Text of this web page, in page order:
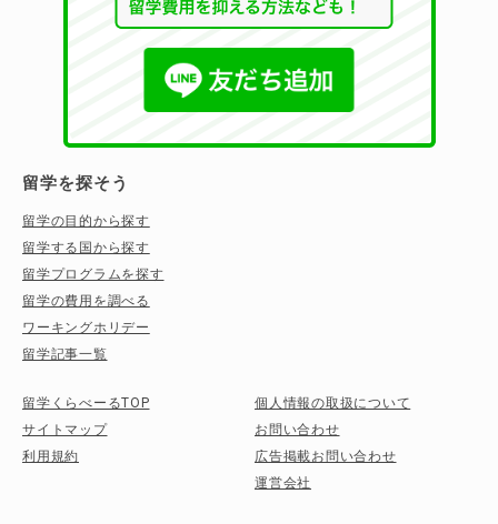
留学を探そう
留学の目的から探す
留学する国から探す
留学プログラムを探す
留学の費用を調べる
ワーキングホリデー
留学記事一覧
留学くらべーるTOP
サイトマップ
利用規約
個人情報の取扱について
お問い合わせ
広告掲載お問い合わせ
運営会社